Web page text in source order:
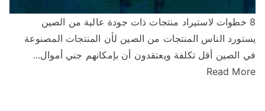
الناس المنتجات من الصين لأن المنتجات المصنوعة
الصين أقل تكلفة ويعتقدون أن بإمكانهم جني أموال...
Read